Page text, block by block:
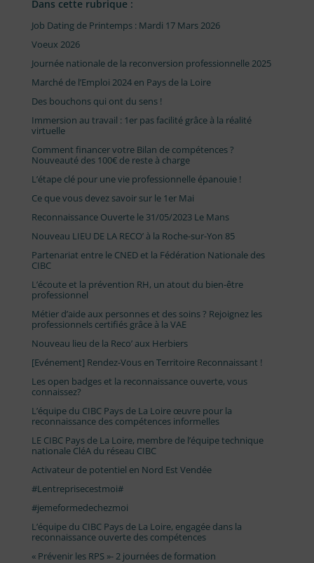
Dans cette rubrique :
Job Dating de Printemps : Mardi 17 Mars 2026
Voeux 2026
Journée nationale de la reconversion professionnelle 2025
Marché de l’Emploi 2024 en Pays de la Loire
Des bouchons qui ont du sens !
Immersion au travail : 1er pas facilité grâce à la réalité
virtuelle
Comment financer votre Bilan de compétences ?
Nouveauté des 100€ de reste à charge
L’étape clé pour une vie professionnelle épanouie !
Ce que vous devez savoir sur le 1er Mai
Reconnaissance Ouverte le 31/05/2023 Le Mans
Nouveau LIEU DE LA RECO’ à la Roche-sur-Yon 85
Partenariat entre le CNED et la Fédération Nationale des
CIBC
L’écoute et la prévention RH, un atout du bien-être
professionnel
Métier d’aide aux personnes et des soins ? Rejoignez les
professionnels certifiés grâce à la VAE
Nouveau lieu de la Reco’ aux Herbiers
[Evénement] Rendez-Vous en Territoire Reconnaissant !
Les open badges et la reconnaissance ouverte, vous
connaissez?
L’équipe du CIBC Pays de La Loire œuvre pour la
reconnaissance des compétences informelles
LE CIBC Pays de La Loire, membre de l’équipe technique
nationale CléA du réseau CIBC
Activateur de potentiel en Nord Est Vendée
#Lentreprisecestmoi#
#jemeformedechezmoi
L’équipe du CIBC Pays de La Loire, engagée dans la
reconnaissance ouverte des compétences
« Prévenir les RPS »- 2 journées de formation